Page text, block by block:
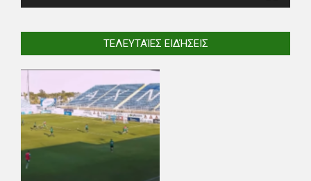
ΤΕΛΕΥΤΑΊΕΣ ΕΙΔΉΣΕΙΣ